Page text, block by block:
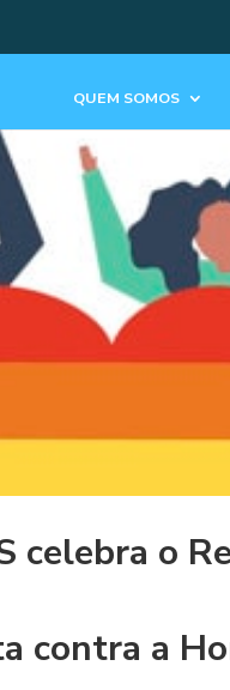
QUEM SOMOS
celebra o
contra a